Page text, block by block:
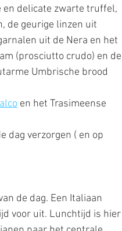
en delicate zwarte truffel,
de geurige linzen uit
uit de Nera en het
(prosciutto crudo) en de
Umbrische brood
en het Trasimeense
dag verzorgen ( en op
de dag. Een Italiaan
voor uit. Lunchtijd is hier